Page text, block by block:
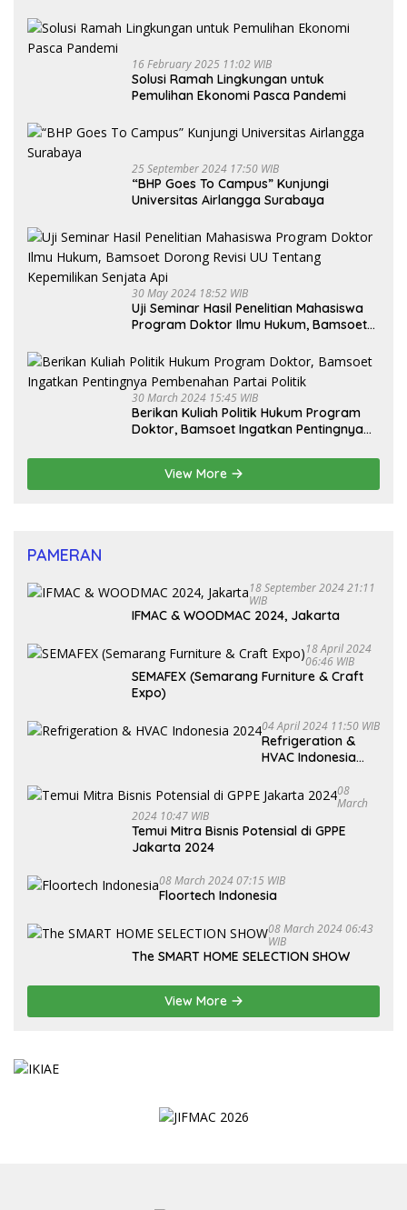
16 February 2025 11:02 WIB
Solusi Ramah Lingkungan untuk
Pemulihan Ekonomi Pasca Pandemi
25 September 2024 17:50 WIB
“BHP Goes To Campus” Kunjungi
Universitas Airlangga Surabaya
30 May 2024 18:52 WIB
Uji Seminar Hasil Penelitian Mahasiswa
Program Doktor Ilmu Hukum, Bamsoet
Senjata Api
30 March 2024 15:45 WIB
Berikan Kuliah Politik Hukum Program
Doktor, Bamsoet Ingatkan Pentingnya
View More
PAMERAN
18 September 2024 21:11
WIB
IFMAC & WOODMAC 2024, Jakarta
18 April 2024
06:46 WIB
SEMAFEX (Semarang Furniture & Craft
Expo)
04 April 2024 11:50 WIB
Refrigeration &
HVAC Indonesia
08
March
2024 10:47 WIB
Temui Mitra Bisnis Potensial di GPPE
Jakarta 2024
08 March 2024 07:15 WIB
Floortech Indonesia
08 March 2024 06:43
WIB
The SMART HOME SELECTION SHOW
View More